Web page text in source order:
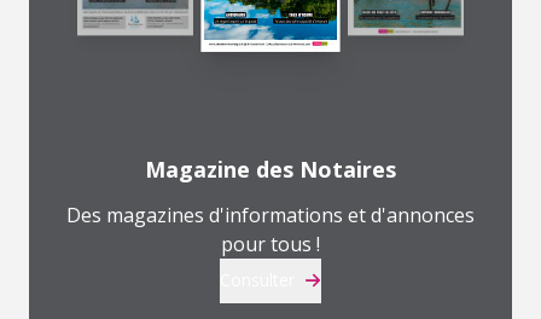
Magazine des Notaires
Des magazines d'informations et d'annonces
pour tous !